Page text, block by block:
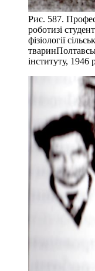
Рис. 587.
роботизі
фізіології
інституту, 1946